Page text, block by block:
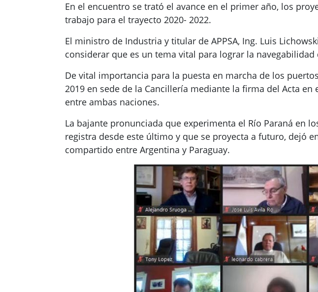
En el encuentro se trató el avance en el primer año, los
trabajo para el trayecto 2020- 2022.
El ministro de Industria y titular de APPSA, Ing. Luis
considerar que es un tema vital para lograr la navegabilidad
De vital importancia para la puesta en marcha de los
2019 en sede de la Cancillería mediante la firma del Acta
entre ambas naciones.
La bajante pronunciada que experimenta el Río Paraná en
registra desde este último y que se proyecta a futuro, dejó
compartido entre Argentina y Paraguay.